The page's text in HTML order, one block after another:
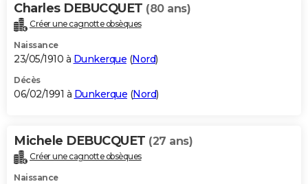
Charles DEBUCQUET (80 ans)
Créer une cagnotte obsèques
Naissance
23/05/1910 à Dunkerque (Nord)
Décès
06/02/1991 à Dunkerque (Nord)
Michele DEBUCQUET (27 ans)
Créer une cagnotte obsèques
Naissance